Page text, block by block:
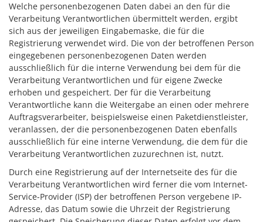
Welche personenbezogenen Daten dabei an den für die
Verarbeitung Verantwortlichen übermittelt werden, ergibt
sich aus der jeweiligen Eingabemaske, die für die
Registrierung verwendet wird. Die von der betroffenen Person
eingegebenen personenbezogenen Daten werden
ausschließlich für die interne Verwendung bei dem für die
Verarbeitung Verantwortlichen und für eigene Zwecke
erhoben und gespeichert. Der für die Verarbeitung
Verantwortliche kann die Weitergabe an einen oder mehrere
Auftragsverarbeiter, beispielsweise einen Paketdienstleister,
veranlassen, der die personenbezogenen Daten ebenfalls
ausschließlich für eine interne Verwendung, die dem für die
Verarbeitung Verantwortlichen zuzurechnen ist, nutzt.
Durch eine Registrierung auf der Internetseite des für die
Verarbeitung Verantwortlichen wird ferner die vom Internet-
Service-Provider (ISP) der betroffenen Person vergebene IP-
Adresse, das Datum sowie die Uhrzeit der Registrierung